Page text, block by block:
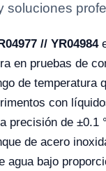
soluciones
// YR04984
en pruebas de
de temperatura
con
precisión de
de acero
bajo